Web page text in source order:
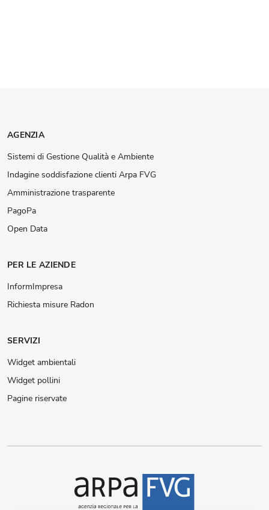
AGENZIA
Sistemi di Gestione Qualità e Ambiente
Indagine soddisfazione clienti Arpa FVG
Amministrazione trasparente
PagoPa
Open Data
PER LE AZIENDE
InformImpresa
Richiesta misure Radon
SERVIZI
Widget ambientali
Widget pollini
Pagine riservate